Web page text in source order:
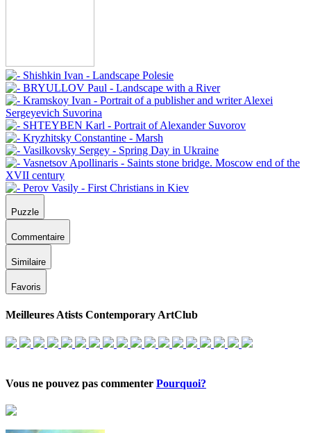
Puzzle
Commentaire
Similaire
Favoris
Meilleures Atists Contemporary ArtClub
Vous ne pouvez pas commenter Pourquoi?